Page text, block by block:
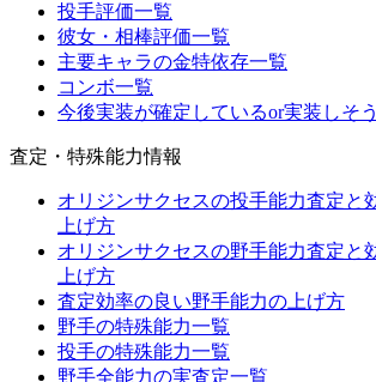
投手評価一覧
彼女・相棒評価一覧
主要キャラの金特依存一覧
コンボ一覧
今後実装が確定しているor実装しそ
査定・特殊能力情報
オリジンサクセスの投手能力査定と
上げ方
オリジンサクセスの野手能力査定と
上げ方
査定効率の良い野手能力の上げ方
野手の特殊能力一覧
投手の特殊能力一覧
野手全能力の実査定一覧